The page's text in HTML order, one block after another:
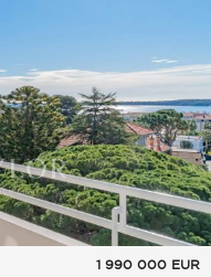
1 990 000 EUR